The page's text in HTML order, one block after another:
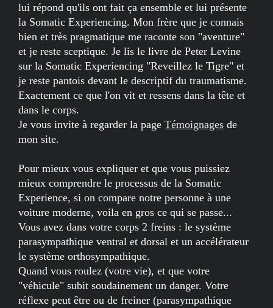
lui répond qu'ils ont fait ça ensemble et lui présente
la Somatic Experiencing. Mon frère que je connais
bien et très pragmatique me raconte son "aventure"
et je reste sceptique. Je lis le livre de Peter Levine
sur la Somatic Experiencing "Reveillez le Tigre" et
je reste pantois devant le descriptif du traumatisme.
Exactement ce que l'on vit et ressens dans la tête et
dans le corps.
Je vous invite à regarder la page Témoignages de
mon site.
Pour mieux vous expliquer et que vous puissiez
mieux comprendre le processus de la Somatic
Experience, si on compare notre personne à une
voiture moderne, voila en gros ce qui se passe...
Vous avez dans votre corps 2 freins : le système
parasympathique ventral et dorsal et un accélérateur
le système orthosympathique.
Quand vous roulez (votre vie), et que votre
"véhicule" subit soudainement un danger. Votre
réflexe peut être ou de freiner (parasympathique